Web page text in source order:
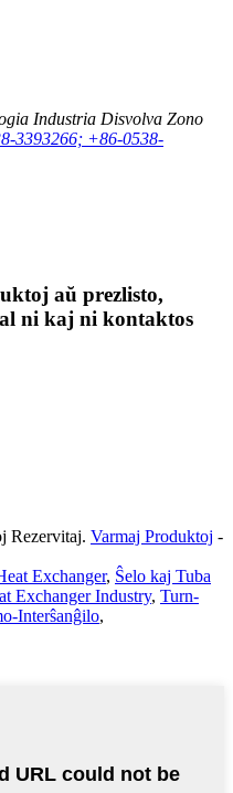
Industria Disvolva Zono
3393266; +86-0538-
aŭ prezlisto,
ni kaj ni kontaktos
Rezervitaj. Varmaj Produktoj -
Exchanger, Ŝelo kaj Tuba
Exchanger Industry, Turn-
Interŝanĝilo,